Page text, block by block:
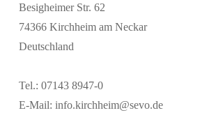
Besigheimer Str. 62
74366 Kirchheim am Neckar
Deutschland
Tel.: 07143 8947-0
E-Mail: info.kirchheim@sevo.de